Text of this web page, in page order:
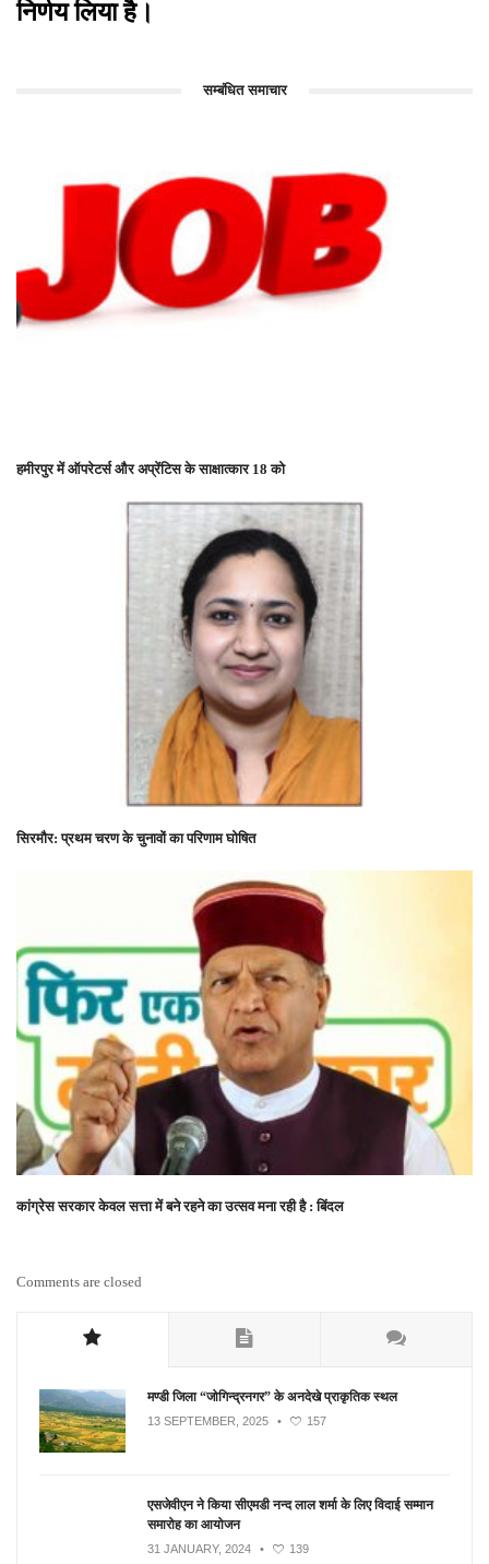
निर्णय लिया है।
सम्बंधित समाचार
हमीरपुर में ऑपरेटर्स और अप्रेंटिस के साक्षात्कार 18 को
सिरमौर: प्रथम चरण के चुनावों का परिणाम घोषित
कांग्रेस सरकार केवल सत्ता में बने रहने का उत्सव मना रही है : बिंदल
Comments are closed
मण्डी जिला “जोगिन्द्रनगर” के अनदेखे प्राकृतिक स्थल
13 SEPTEMBER, 2025 • 157
एसजेवीएन ने किया सीएमडी नन्‍द लाल शर्मा के लिए विदाई सम्मान
समारोह का आयोजन
31 JANUARY, 2024 • 139